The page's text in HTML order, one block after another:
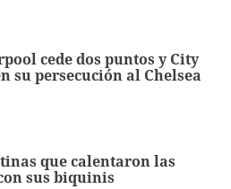
cede dos puntos y City
su persecución al Chelsea
que calentaron las
sus biquinis